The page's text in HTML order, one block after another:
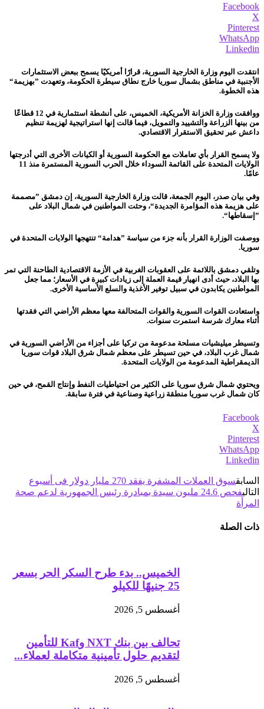
Facebook
X
Pinterest
WhatsApp
Linkedin
انتقدت اليوم وزارة الخارجية السورية، قرارًا أمريكيًا يسمح ببعض الاستثمارات
الأجنبية في مناطق بشمال سوريا خارج نطاق سيطرة الحكومة، وتعهدت ”بهزيمة“
هذه الخطوة.
ووافقت وزارة الخزانة الأمريكية، الخميس، على أنشطة استثمارية في 12 قطاعًا
من بينها الزراعة والتشييد والتمويل، فيما قالت إنها استراتيجية لهزيمة تنظيم
داعش عبر تحقيق الاستقرار الاقتصادي.
ولا يسمح القرار بأي تعاملات مع الحكومة السورية أو الكيانات الأخرى التي أدرجتها
الولايات المتحدة على القائمة السوداء خلال الحرب السورية المستمرة منذ 11
عامًا.
وفي بيان صدر، اليوم الجمعة، قالت وزارة الخارجية السورية، إن دمشق ”مصممة
على هزيمة هذه المؤامرة الجديدة“، وحثت المواطنين في شمال البلاد على
”إسقاطها“.
ووصفت الوزارة القرار بأنه جزء من سياسة ”هدامة“ تنتهجها الولايات المتحدة في
سوريا.
وتلقي دمشق باللائمة على العقوبات الغربية في الأزمة الاقتصادية الطاحنة التي تمر
بها البلاد، حيث أدى انهيار قيمة العملة إلى زيادات كبيرة في الأسعار؛ مما جعل
المواطنين يكابدون في سبيل توفير الأغذية والسلع الأساسية الأخرى.
واستعادت القوات السورية والقوات المتحالفة معها معظم الأراضي التي فقدتها
أثناء معارك شرسة استمرت سنوات.
وتسيطر ميليشيات مسلحة مدعومة من تركيا على أجزاء من الأراضي السورية في
شمال غرب البلاد، في حين تسيطر على معظم شمال شرق البلاد قوات سوريا
الديمقراطية المدعومة من الولايات المتحدة.
ويحتوي شمال شرق سوريا على الكثير من احتياطيات النفط وإنتاج القمح، في حين
كان شمال غرب سوريا منطقة زراعية وصناعية في فترة سابقة.
Facebook
X
Pinterest
WhatsApp
Linkedin
السابقسوق العملات المشفرة يفقد 270 مليار دولار فى أسبوع
التالي
فحص 24.6 مليون سيدة بمبادرة رئيس الجمهورية لدعم صحة
المرأة
ذات الصلة
الخميس.. بدء طرح السكر الحر بسعر
25 جنيهًا للكيلو
أغسطس 5, 2026
تحالف بين بنك NXT وKaf للتأمين
لتقديم حلول تأمينية متكاملة لعملاء...
أغسطس 5, 2026